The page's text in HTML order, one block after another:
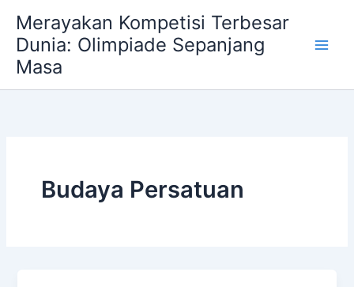
content
Merayakan Kompetisi Terbesar
Dunia: Olimpiade Sepanjang
Masa
Budaya Persatuan